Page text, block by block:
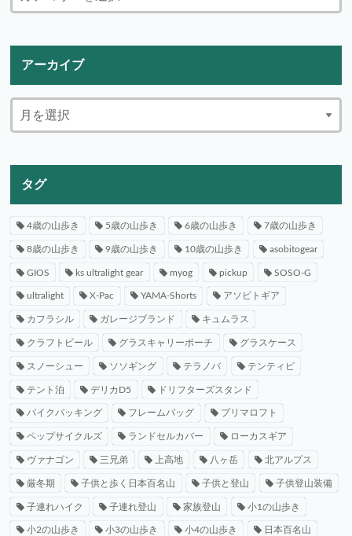
アーカイブ
タグ
4歳の山歩き 5歳の山歩き 6歳の山歩き 7歳の山歩き
8歳の山歩き 9歳の山歩き 10歳の山歩き asobitogear
GIOS ks ultralight gear myog pickup SOSO-G
ultralight X-Pac YAMA-Shorts アソビトギア
カフラシル ガレージブランド キュムラス
クラフトビール グラスキャリーポーチ グラスケース
スノーシュー ソソギング テラノバ テンティピ
テント泊 デリカD5 ドリフターズスタンド
バイクパッキング フレームバッグ プリマロフト
ペップサイクルズ ランドセルカバー ローカスギア
ヴァナゴン 三兄弟 上高地 八ヶ岳 北アルプス
厳冬期 子供と歩く日本百名山 子供と登山 子供登山装備
子連れハイク 子連れ登山 家族登山 小1の山歩き
小2の山歩き 小3の山歩き 小4の山歩き 日本百名山